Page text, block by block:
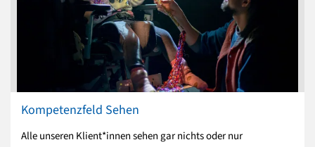
Kompetenzfeld Sehen
Alle unseren Klient*innen sehen gar nichts oder nur